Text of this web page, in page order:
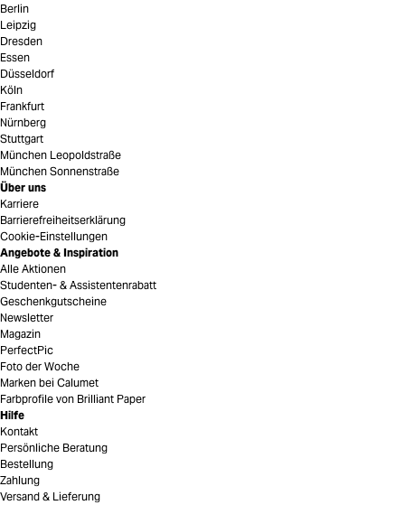
Berlin
Leipzig
Dresden
Essen
Düsseldorf
Köln
Frankfurt
Nürnberg
Stuttgart
München Leopoldstraße
München Sonnenstraße
Über uns
Karriere
Barrierefreiheitserklärung
Cookie-Einstellungen
Angebote & Inspiration
Alle Aktionen
Studenten- & Assistentenrabatt
Geschenkgutscheine
Newsletter
Magazin
PerfectPic
Foto der Woche
Marken bei Calumet
Farbprofile von Brilliant Paper
Hilfe
Kontakt
Persönliche Beratung
Bestellung
Zahlung
Versand & Lieferung